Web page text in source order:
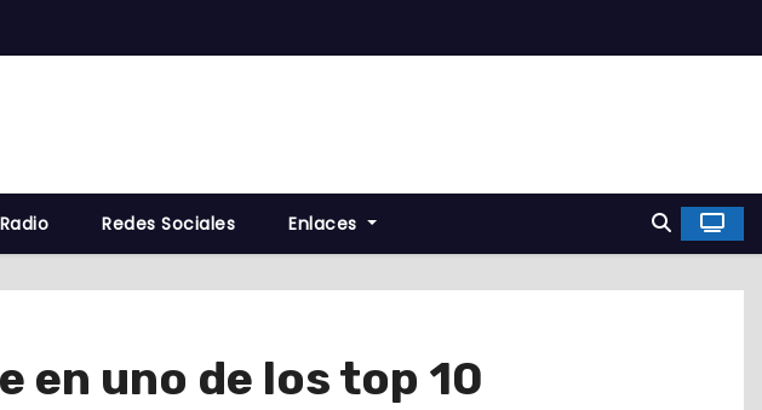
Redes Sociales Enlaces
uno de los top 10